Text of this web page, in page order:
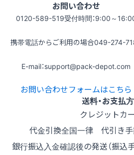
お問い合わせ
0120-589-519受付時間：9:00～
携帯電話からご利用の場合049-274-
E-mail：support@pack-depot.com
お問い合わせフォームはこちら
送料・お支払
クレジットカ
代金引換全国一律 代引き手
銀行振込入金確認後の発送（振込